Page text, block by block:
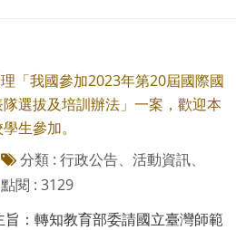
「我國參加2023年第20屆國際國
選拔及培訓辦法」一案，歡迎本
生參加。
分類 : 行政公告、活動資訊、
點閱 : 3129
：轉知教育部委請國立臺灣師範